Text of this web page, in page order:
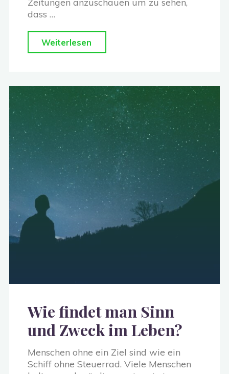
Zeitungen anzuschauen um zu sehen,
dass …
Weiterlesen
Freude
und
erstaunlichen
Frieden?"
Wie findet man Sinn
und Zweck im Leben?
Menschen ohne ein Ziel sind wie ein
Schiff ohne Steuerrad. Viele Menschen